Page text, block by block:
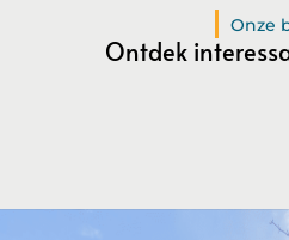
Onze
Ontdek